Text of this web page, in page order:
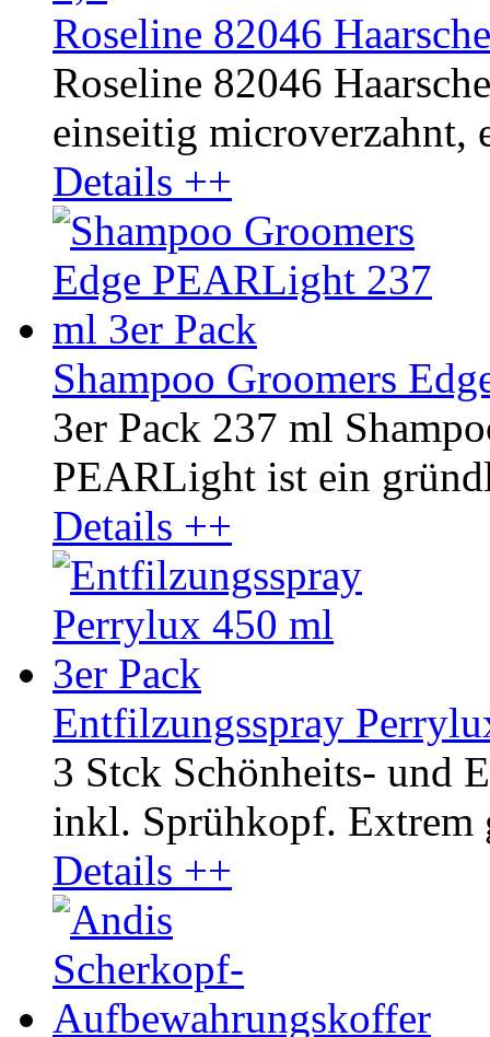
Roseline 82046
Roseline 82046
einseitig microverzahnt,
Details ++
Shampoo Groomers
3er Pack 237 ml
PEARLight ist ein
Details ++
Entfilzungsspray
3 Stck Schönheits- und
inkl. Sprühkopf. Extrem
Details ++